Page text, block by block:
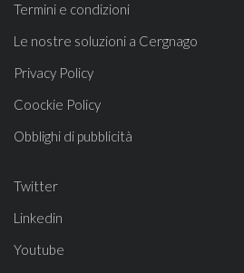
Termini e condizioni
Le nostre soluzioni a Cergnago
Privacy Policy
Coockie Policy
Obblighi di pubblicità
Twitter
Linkedin
Youtube